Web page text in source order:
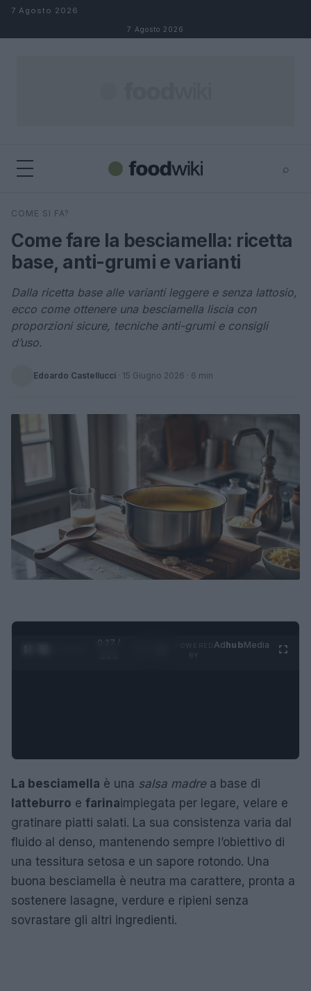
Salta al contenuto
7 Agosto 2026
7 Agosto 2026
⌕
Cerca
COME SI FA?
Come fare la besciamella: ricetta
base, anti-grumi e varianti
Dalla ricetta base alle varianti leggere e senza lattosio,
ecco come ottenere una besciamella liscia con
proporzioni sicure, tecniche anti-grumi e consigli
d’uso.
Edoardo Castellucci · 15 Giugno 2026 · 6 min
0:28 /
AdhubMedia
La besciamella è una salsa madrea base di
latteburro e farinaimpiegata per legare, velare e
gratinare piatti salati. La sua consistenza varia dal
fluido al denso, mantenendo sempre l’obiettivo di
una tessitura setosa e un sapore rotondo. Una
buona besciamella è neutra ma carattere, pronta a
sostenere lasagne, verdure e ripieni senza
sovrastare gli altri ingredienti.